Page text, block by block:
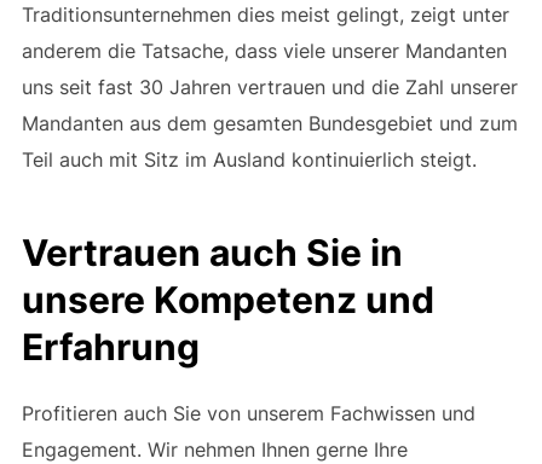
Traditionsunternehmen dies meist gelingt, zeigt unter
anderem die Tatsache, dass viele unserer Mandanten
uns seit fast 30 Jahren vertrauen und die Zahl unserer
Mandanten aus dem gesamten Bundesgebiet und zum
Teil auch mit Sitz im Ausland kontinuierlich steigt.
Vertrauen auch Sie in
unsere Kompetenz und
Erfahrung
Profitieren auch Sie von unserem Fachwissen und
Engagement. Wir nehmen Ihnen gerne Ihre